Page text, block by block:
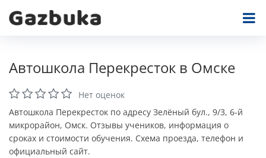
Автошкола Перекресток в Омске
Нет оценок
Автошкола Перекресток по адресу Зелёный бул., 9/3, 6-й
микрорайон, Омск. Отзывы учеников, информация о
сроках и стоимости обучения. Схема проезда, телефон и
официальный сайт.